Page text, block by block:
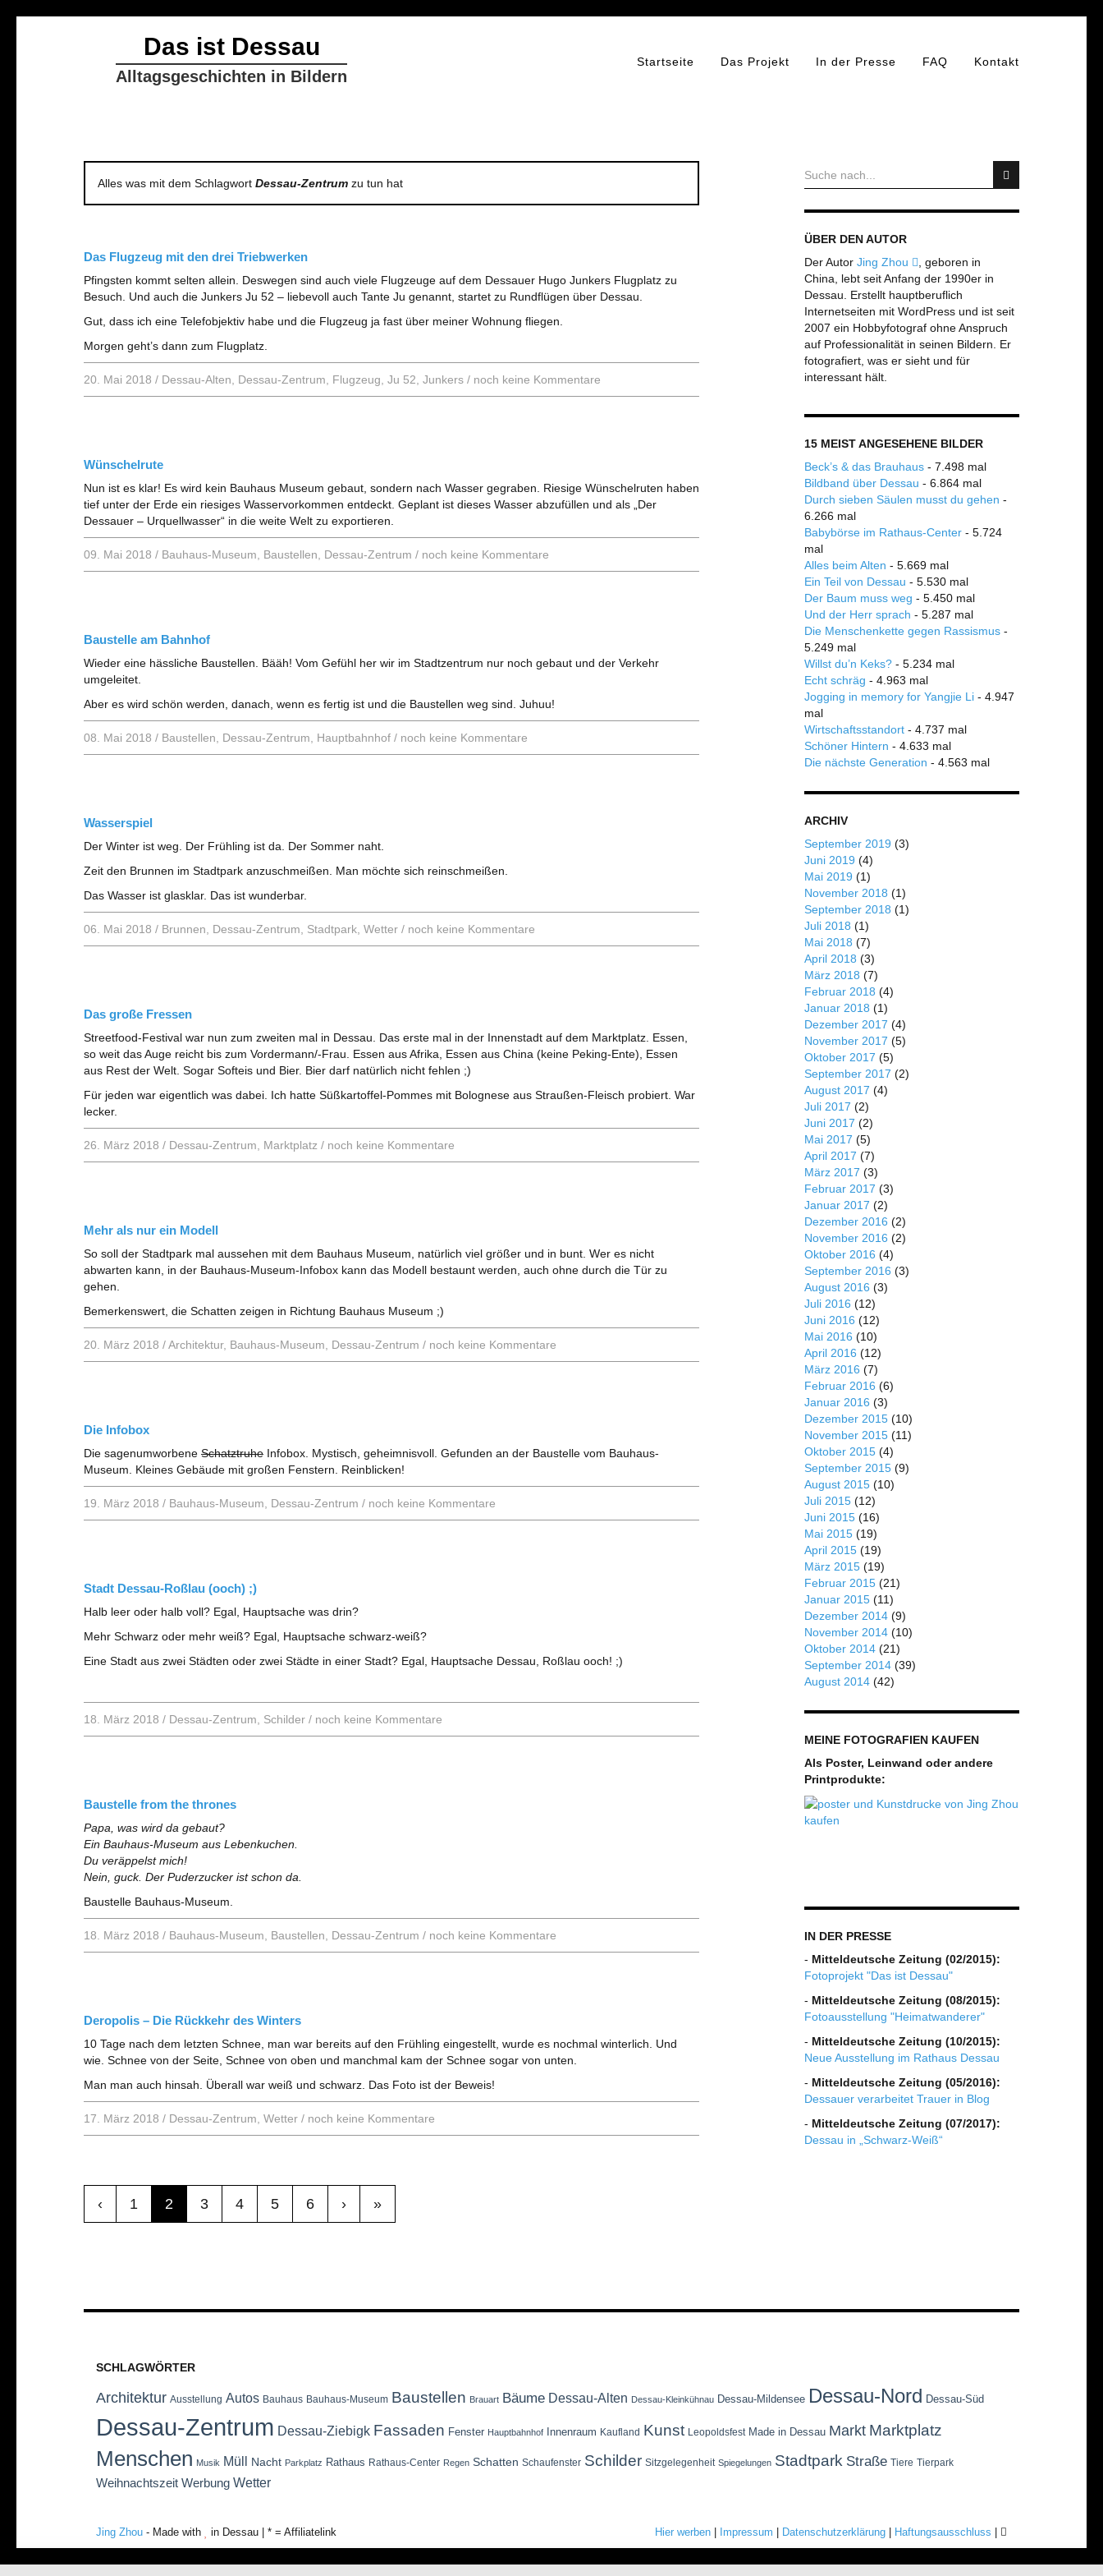
Das ist Dessau
Alltagsgeschichten in Bildern
Startseite Das Projekt In der Presse FAQ Kontakt
Alles was mit dem Schlagwort Dessau-Zentrum zu tun hat
Das Flugzeug mit den drei Triebwerken
Pfingsten kommt selten allein. Deswegen sind auch viele Flugzeuge auf dem Dessauer Hugo Junkers Flugplatz zu
Besuch. Und auch die Junkers Ju 52 – liebevoll auch Tante Ju genannt, startet zu Rundflügen über Dessau.
Gut, dass ich eine Telefobjektiv habe und die Flugzeug ja fast über meiner Wohnung fliegen.
Morgen geht’s dann zum Flugplatz.
20. Mai 2018 / Dessau-Alten Dessau-Zentrum Flugzeug Ju 52 Junkers / noch keine Kommentare
Wünschelrute
Nun ist es klar! Es wird kein Bauhaus Museum gebaut, sondern nach Wasser gegraben. Riesige Wünschelruten haben
tief unter der Erde ein riesiges Wasservorkommen entdeckt. Geplant ist dieses Wasser abzufüllen und als „Der
Dessauer – Urquellwasser“ in die weite Welt zu exportieren.
09. Mai 2018 / Bauhaus-Museum Baustellen Dessau-Zentrum / noch keine Kommentare
Baustelle am Bahnhof
Wieder eine hässliche Baustellen. Bääh! Vom Gefühl her wir im Stadtzentrum nur noch gebaut und der Verkehr
umgeleitet.
Aber es wird schön werden, danach, wenn es fertig ist und die Baustellen weg sind. Juhuu!
08. Mai 2018 / Baustellen Dessau-Zentrum Hauptbahnhof / noch keine Kommentare
Wasserspiel
Der Winter ist weg. Der Frühling ist da. Der Sommer naht.
Zeit den Brunnen im Stadtpark anzuschmeißen. Man möchte sich reinschmeißen.
Das Wasser ist glasklar. Das ist wunderbar.
06. Mai 2018 / Brunnen Dessau-Zentrum Stadtpark Wetter / noch keine Kommentare
Das große Fressen
Streetfood-Festival war nun zum zweiten mal in Dessau. Das erste mal in der Innenstadt auf dem Marktplatz. Essen,
so weit das Auge reicht bis zum Vordermann/-Frau. Essen aus Afrika, Essen aus China (keine Peking-Ente), Essen
aus Rest der Welt. Sogar Softeis und Bier. Bier darf natürlich nicht fehlen ;)
Für jeden war eigentlich was dabei. Ich hatte Süßkartoffel-Pommes mit Bolognese aus Straußen-Fleisch probiert. War
lecker.
26. März 2018 / Dessau-Zentrum Marktplatz / noch keine Kommentare
Mehr als nur ein Modell
So soll der Stadtpark mal aussehen mit dem Bauhaus Museum, natürlich viel größer und in bunt. Wer es nicht
abwarten kann, in der Bauhaus-Museum-Infobox kann das Modell bestaunt werden, auch ohne durch die Tür zu
gehen.
Bemerkenswert, die Schatten zeigen in Richtung Bauhaus Museum ;)
20. März 2018 /Architektur, Bauhaus-Museum Dessau-Zentrum / noch keine Kommentare
Die Infobox
Die sagenumworbene Schatztruhe Infobox. Mystisch, geheimnisvoll. Gefunden an der Baustelle vom Bauhaus-
Museum. Kleines Gebäude mit großen Fenstern. Reinblicken!
19. März 2018 / Bauhaus-Museum Dessau-Zentrum / noch keine Kommentare
Stadt Dessau-Roßlau (ooch) ;)
Halb leer oder halb voll? Egal, Hauptsache was drin?
Mehr Schwarz oder mehr weiß? Egal, Hauptsache schwarz-weiß?
Eine Stadt aus zwei Städten oder zwei Städte in einer Stadt? Egal, Hauptsache Dessau, Roßlau ooch! ;)
18. März 2018 / Dessau-Zentrum Schilder / noch keine Kommentare
Baustelle from the thrones
Papa, was wird da gebaut?
Ein Bauhaus-Museum aus Lebenkuchen.
Du veräppelst mich!
Nein, guck. Der Puderzucker ist schon da.
Baustelle Bauhaus-Museum.
18. März 2018 / Bauhaus-Museum Baustellen Dessau-Zentrum / noch keine Kommentare
Deropolis – Die Rückkehr des Winters
10 Tage nach dem letzten Schnee, man war bereits auf den Frühling eingestellt, wurde es nochmal winterlich. Und
wie. Schnee von der Seite, Schnee von oben und manchmal kam der Schnee sogar von unten.
Man man auch hinsah. Überall war weiß und schwarz. Das Foto ist der Beweis!
17. März 2018 / Dessau-Zentrum Wetter / noch keine Kommentare
‹ 1 2 3 4 5 6 › »
ÜBER DEN AUTOR
Der Autor Jing Zhou
, geboren in
China, lebt seit Anfang der 1990er in
Dessau. Erstellt hauptberuflich
Internetseiten mit WordPress und ist seit
2007 ein Hobbyfotograf ohne Anspruch
auf Professionalität in seinen Bildern. Er
fotografiert, was er sieht und für
interessant hält.
15 MEIST ANGESEHENE BILDER
Beck’s & das Brauhaus- 7.498 mal
Bildband über Dessau - 6.864 mal
Durch sieben Säulen musst du gehen -
6.266 mal
Babybörse im Rathaus-Center- 5.724
mal
Alles beim Alten - 5.669 mal
Ein Teil von Dessau - 5.530 mal
Der Baum muss weg - 5.450 mal
Und der Herr sprach - 5.287 mal
Die Menschenkette gegen Rassismus-
5.249 mal
Willst du’n Keks?- 5.234 mal
Echt schräg - 4.963 mal
Jogging in memory for Yangjie Li- 4.947
mal
Wirtschaftsstandort- 4.737 mal
Schöner Hintern - 4.633 mal
Die nächste Generation - 4.563 mal
ARCHIV
September 2019 (3)
Juni 2019 (4)
Mai 2019 (1)
November 2018 (1)
September 2018 (1)
Juli 2018 (1)
Mai 2018 (7)
April 2018 (3)
März 2018 (7)
Februar 2018 (4)
Januar 2018 (1)
Dezember 2017 (4)
November 2017 (5)
Oktober 2017 (5)
September 2017 (2)
August 2017 (4)
Juli 2017 (2)
Juni 2017 (2)
Mai 2017 (5)
April 2017 (7)
März 2017 (3)
Februar 2017 (3)
Januar 2017 (2)
Dezember 2016 (2)
November 2016 (2)
Oktober 2016 (4)
September 2016 (3)
August 2016 (3)
Juli 2016 (12)
Juni 2016 (12)
Mai 2016 (10)
April 2016 (12)
März 2016 (7)
Februar 2016 (6)
Januar 2016 (3)
Dezember 2015(10)
November 2015(11)
Oktober 2015(4)
September 2015(9)
August 2015(10)
Juli 2015(12)
Juni 2015(16)
Mai 2015(19)
April 2015(19)
März 2015(19)
Februar 2015(21)
Januar 2015(11)
Dezember 2014(9)
November 2014(10)
Oktober 2014(21)
September 2014(39)
August 2014(42)
MEINE FOTOGRAFIEN KAUFEN
Als Poster, Leinwand oder andere
Printprodukte:
IN DER PRESSE
- Mitteldeutsche Zeitung (02/2015):
Fotoprojekt "Das ist Dessau"
- Mitteldeutsche Zeitung (08/2015):
Fotoausstellung "Heimatwanderer"
- Mitteldeutsche Zeitung (10/2015):
Neue Ausstellung im Rathaus Dessau
- Mitteldeutsche Zeitung (05/2016):
Dessauer verarbeitet Trauer in Blog
- Mitteldeutsche Zeitung (07/2017):
Dessau in „Schwarz-Weiß“
SCHLAGWÖRTER
Architektur Ausstellung Autos Bauhaus Bauhaus-Museum Baustellen Brauart Bäume Dessau-Alten Dessau-Kleinkühnau Dessau-Mildensee Dessau-Nord Dessau-Süd
Dessau-Zentrum Dessau-Ziebigk Fassaden Fenster Hauptbahnhof Innenraum Kaufland Kunst Leopoldsfest Made in Dessau Markt Marktplatz
Menschen Musik Müll Nacht Parkplatz Rathaus Rathaus-Center Regen Schatten Schaufenster Schilder Sitzgelegenheit Spiegelungen Stadtpark Straße Tiere Tierpark
Weihnachtszeit Werbung Wetter
Jing Zhou - Made with in Dessau | * = Affiliatelink Hier werben Impressum Datenschutzerklärung Haftungsausschluss